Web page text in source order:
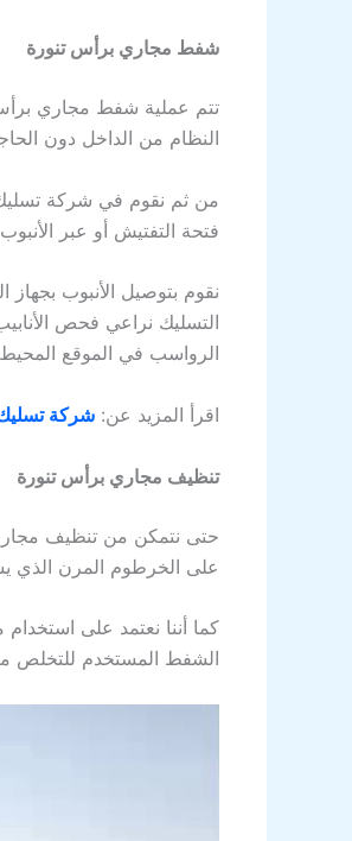
شفط مجاري برأس تنورة
تتم عملية شفط مجاري
النظام من الداخل دون
من ثم نقوم في شركة تسليك
فتحة التفتيش أو عبر
نقوم بتوصيل الأنبوب
التسليك نراعي فحص
الرواسب في الموقع
اقرأ المزيد عن: شركة
تنظيف مجاري برأس تنورة
حتى نتمكن من تنظيف مجاري
على الخرطوم المرن الذي
كما أننا نعتمد على
الشفط المستخدم للتخلص من